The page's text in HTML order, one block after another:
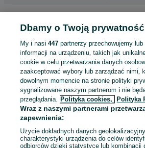
Pierścionki - Gdynia
Pierścionki - Śródmieście
KATEGORIA
1011364347
Dbamy o Twoją prywatność
My i nasi447 partnerzy przechowujemy
informacji na urządzeniu, takich jak
cookie w celu przetwarzania danych
zaakceptować wybory lub zarządzać nimi,
dowolnym momencie na stronie polityki
sygnalizowane naszym partnerom i nie
przeglądania. Polityka cookies, Polityka
Wraz z naszymi partnerami
zapewnienia:
Użycie dokładnych danych
charakterystyki urządzenia do celów
odbiorców dzięki statystyce lub kombinacji